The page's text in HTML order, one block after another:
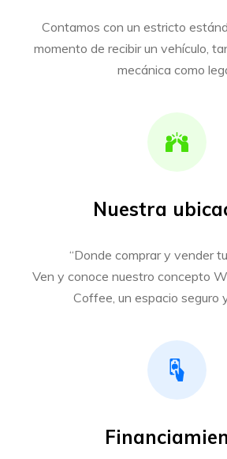
Contamos con un estricto
momento de recibir un vehículo,
mecánica como
Nuestra
“Donde comprar y vender
Ven y conoce nuestro concepto
Coffee, un espacio seguro